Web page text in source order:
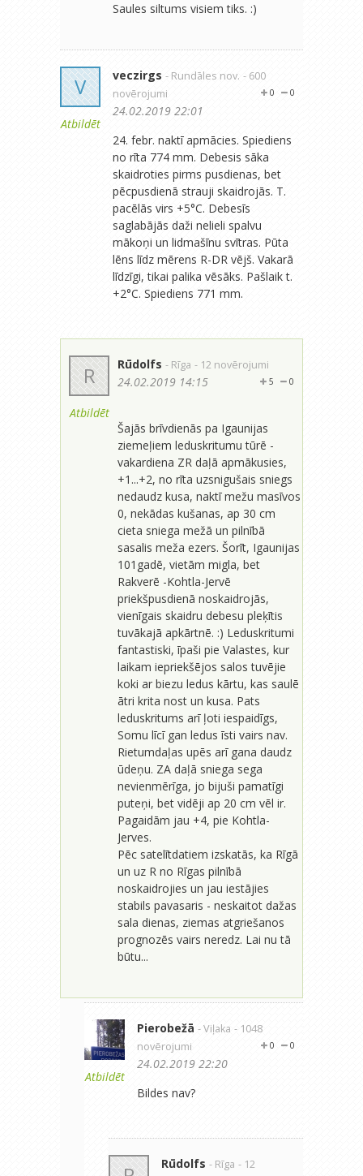
Saules siltums visiem tiks. :)
V
Atbildēt
veczirgs - Rundāles nov. - 600
novērojumi
0
0
24.02.2019 22:01
24. febr. naktī apmācies. Spiediens
no rīta 774 mm. Debesis sāka
skaidroties pirms pusdienas, bet
pēcpusdienā strauji skaidrojās. T.
pacēlās virs +5°C. Debesīs
saglabājās daži nelieli spalvu
mākoņi un lidmašīnu svītras. Pūta
lēns līdz mērens R-DR vējš. Vakarā
līdzīgi, tikai palika vēsāks. Pašlaik t.
+2°C. Spiediens 771 mm.
R
Atbildēt
Rūdolfs - Rīga - 12 novērojumi
0
5
24.02.2019 14:15
Šajās brīvdienās pa Igaunijas
ziemeļiem leduskritumu tūrē -
vakardiena ZR daļā apmākusies,
+1...+2, no rīta uzsnigušais sniegs
nedaudz kusa, naktī mežu masīvos
0, nekādas kušanas, ap 30 cm
cieta sniega mežā un pilnībā
sasalis meža ezers. Šorīt, Igaunijas
101gadē, vietām migla, bet
Rakverē -Kohtla-Jervē
priekšpusdienā noskaidrojās,
vienīgais skaidru debesu pleķītis
tuvākajā apkārtnē. :) Leduskritumi
fantastiski, īpaši pie Valastes, kur
laikam iepriekšējos salos tuvējie
koki ar biezu ledus kārtu, kas saulē
ātri krita nost un kusa. Pats
leduskritums arī ļoti iespaidīgs,
Somu līcī gan ledus īsti vairs nav.
Rietumdaļas upēs arī gana daudz
ūdeņu. ZA daļā sniega sega
nevienmērīga, jo bijuši pamatīgi
puteņi, bet vidēji ap 20 cm vēl ir.
Pagaidām jau +4, pie Kohtla-
Jerves.
Pēc satelītdatiem izskatās, ka Rīgā
un uz R no Rīgas pilnībā
noskaidrojies un jau iestājies
stabils pavasaris - neskaitot dažas
sala dienas, ziemas atgriešanos
prognozēs vairs neredz. Lai nu tā
būtu...
Atbildēt
Pierobežā - Viļaka - 1048
novērojumi
0
0
24.02.2019 22:20
Bildes nav?
Rūdolfs - Rīga - 12